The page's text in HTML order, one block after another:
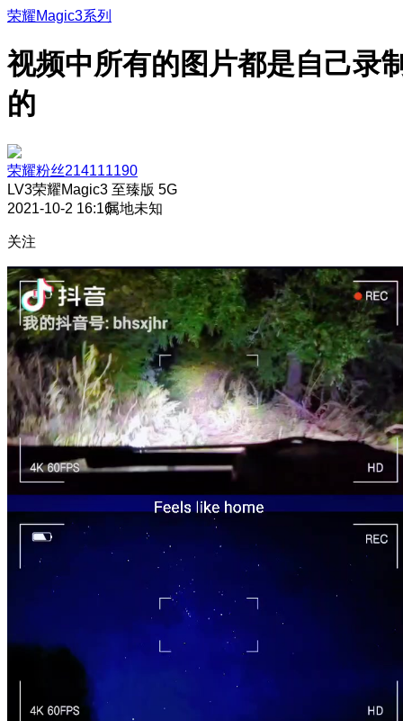
荣耀Magic3系列
视频中所有的图片都是自己录
的
荣耀粉丝214111190
LV3荣耀Magic3 至臻版 5G
2021-10-2 16:16属地未知
关注